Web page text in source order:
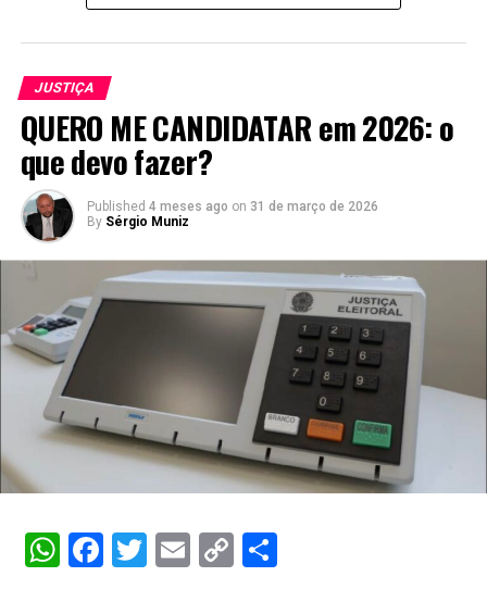
JUSTIÇA
QUERO ME CANDIDATAR em 2026: o
que devo fazer?
Published 4 meses ago on 31 de março de 2026
By Sérgio Muniz
WhatsApp
Facebook
Twitter
Email
CopyShare